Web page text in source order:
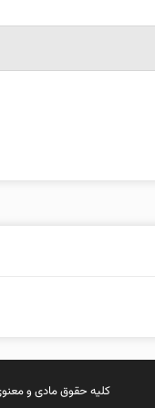
کلیه حقوق مادی و